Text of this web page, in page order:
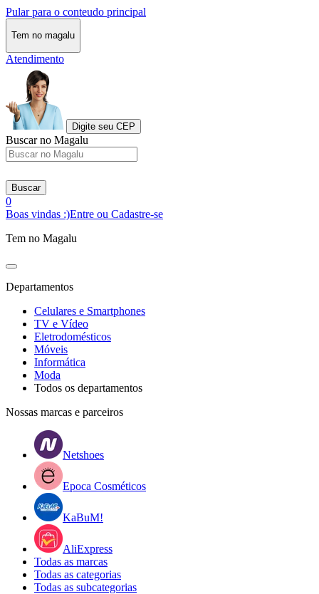
Pular para o conteudo principal
Tem no magalu
Atendimento
Digite seu CEP
Buscar no Magalu
Buscar
0
Boas vindas :)Entre ou Cadastre-se
Tem no Magalu
Departamentos
Celulares e Smartphones
TV e Vídeo
Eletrodomésticos
Móveis
Informática
Moda
Todos os departamentos
Nossas marcas e parceiros
Netshoes
Epoca Cosméticos
KaBuM!
AliExpress
Todas as marcas
Todas as categorias
Todas as subcategorias